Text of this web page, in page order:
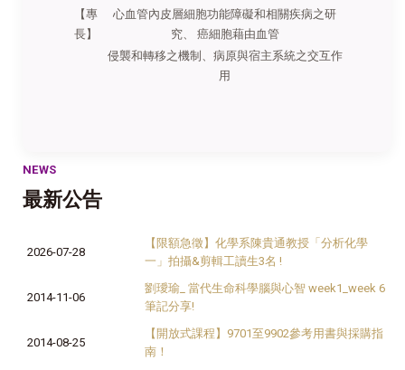
【專
長】
心血管內皮層細胞功能障礙和相關疾病之研
究、 癌細胞藉由血管
侵襲和轉移之機制、病原與宿主系統之交互作
用
NEWS
最新公告
2026-07-28
【限額急徵】化學系陳貴通教授「分析化學
一」拍攝&剪輯工讀生3名 !
2014-11-06
劉璦瑜_ 當代生命科學腦與心智 week1_week 6
筆記分享!
2014-08-25
【開放式課程】9701至9902參考用書與採購指
南！